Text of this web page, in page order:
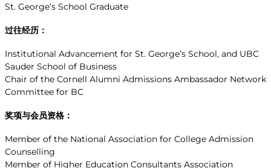
St. George’s School Graduate
过往经历：
Institutional Advancement for St. George’s School, and UBC
Sauder School of Business
Chair of the Cornell Alumni Admissions Ambassador Network
Committee for BC
奖项与会员资格：
Member of the National Association for College Admission
Counselling
Member of Higher Education Consultants Association